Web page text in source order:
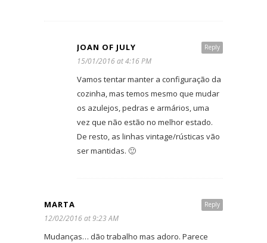
Reply
JOAN OF JULY
15/01/2016 at 4:16 PM
Vamos tentar manter a configuração da
cozinha, mas temos mesmo que mudar
os azulejos, pedras e armários, uma
vez que não estão no melhor estado.
De resto, as linhas vintage/rústicas vão
ser mantidas. 🙂
Reply
MARTA
12/02/2016 at 9:23 AM
Mudanças… dão trabalho mas adoro. Parece